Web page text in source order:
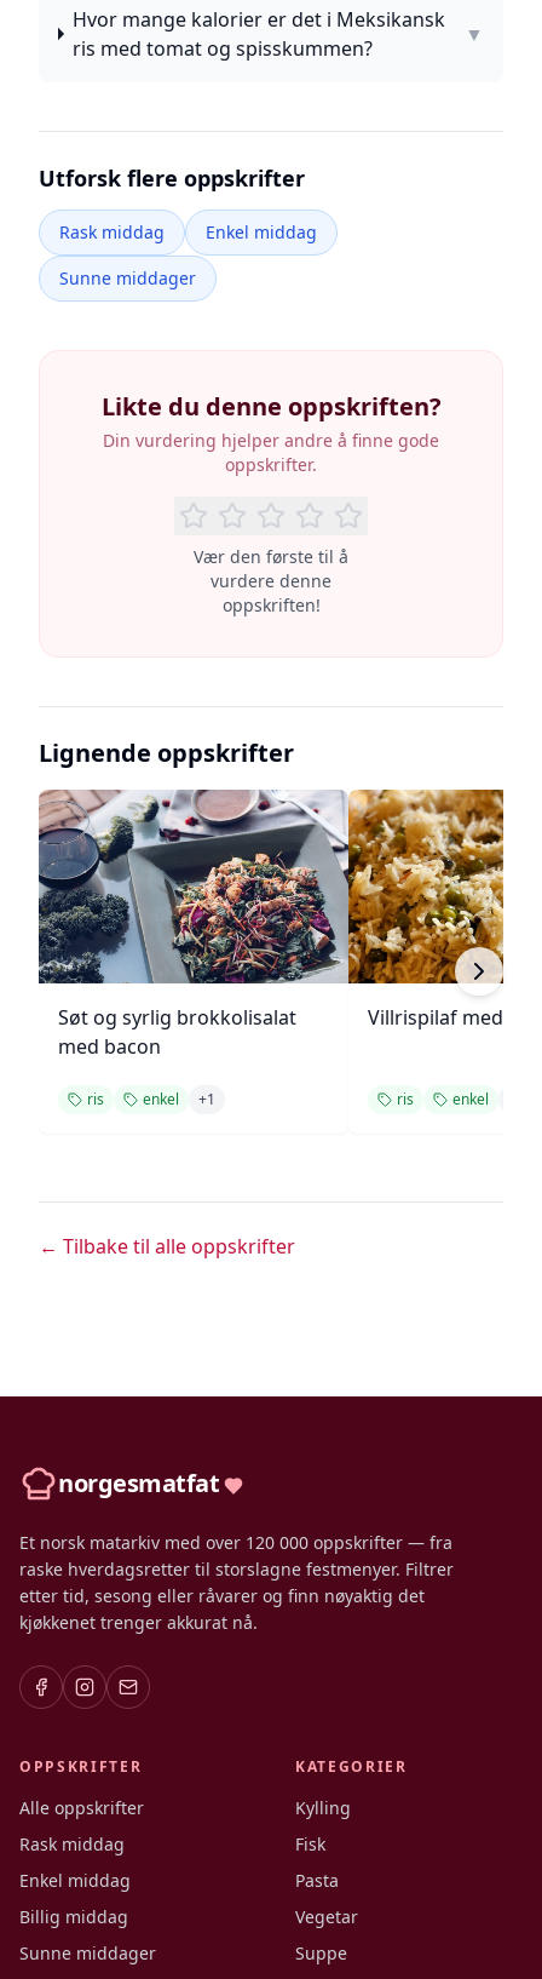
Hvor mange kalorier er det i Meksikansk
ris med tomat og spisskummen?
▼
Utforsk flere oppskrifter
Rask middag
Enkel middag
Sunne middager
Likte du denne oppskriften?
Din vurdering hjelper andre å finne gode
oppskrifter.
Vær den første til å
vurdere denne
oppskriften!
Lignende oppskrifter
Søt og syrlig brokkolisalat
med bacon
ris enkel +1
Villrispilaf med
ris enkel
← Tilbake til alle oppskrifter
norgesmatfat
Et norsk matarkiv med over 120 000 oppskrifter — fra
raske hverdagsretter til storslagne festmenyer. Filtrer
etter tid, sesong eller råvarer og finn nøyaktig det
kjøkkenet trenger akkurat nå.
OPPSKRIFTER
Alle oppskrifter
Rask middag
Enkel middag
Billig middag
Sunne middager
KATEGORIER
Kylling
Fisk
Pasta
Vegetar
Suppe